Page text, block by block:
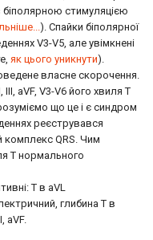
стимуляцією
). Спайки біполярної
V3-V5, але увімкнені
як цього уникнути).
власне скорочення.
III, aVF, V3-V6 його хвиля Т
що це і є синдром
реєструвався
комплекс QRS. Чим
Т нормального
Т в aVL
глибина Т в
aVF.